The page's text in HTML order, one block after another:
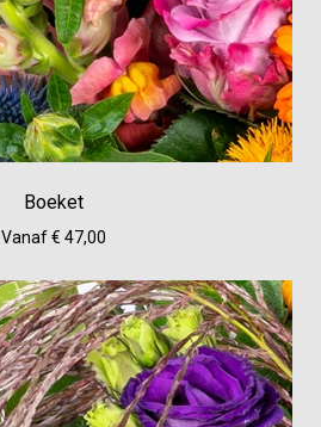
Boeket
Vanaf € 47,00